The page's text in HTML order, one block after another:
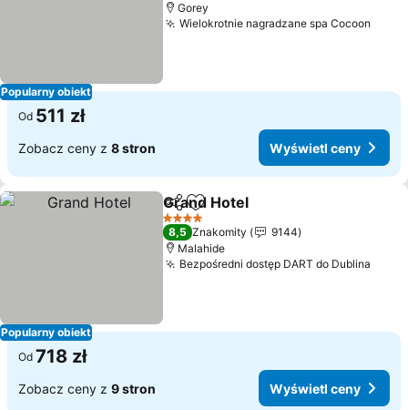
Popularny obiekt
Gorey
Wielokrotnie nagradzane spa Cocoon
Od 511 zł
Zobacz ceny z 8 stron Wyświetl ceny
Popularny obiekt
Udostępnij
Dodaj do ulubionych
Grand Hotel
4 Kategoria
8,5 Znakomity
9144
Malahide
Bezpośredni dostęp DART do Dublina
Od 718 zł
Zobacz ceny z 9 stron Wyświetl ceny